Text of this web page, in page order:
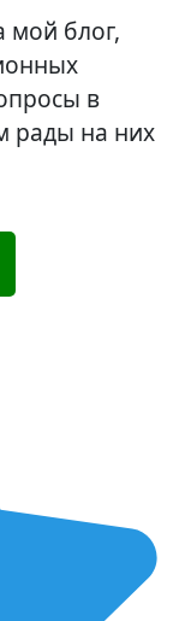
мой блог,
в
рады на них